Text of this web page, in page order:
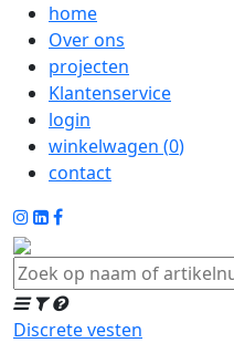
home
Over ons
projecten
Klantenservice
login
winkelwagen (0)
contact
Discrete vesten